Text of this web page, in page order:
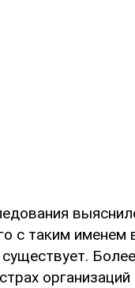
с таким именем
существует.